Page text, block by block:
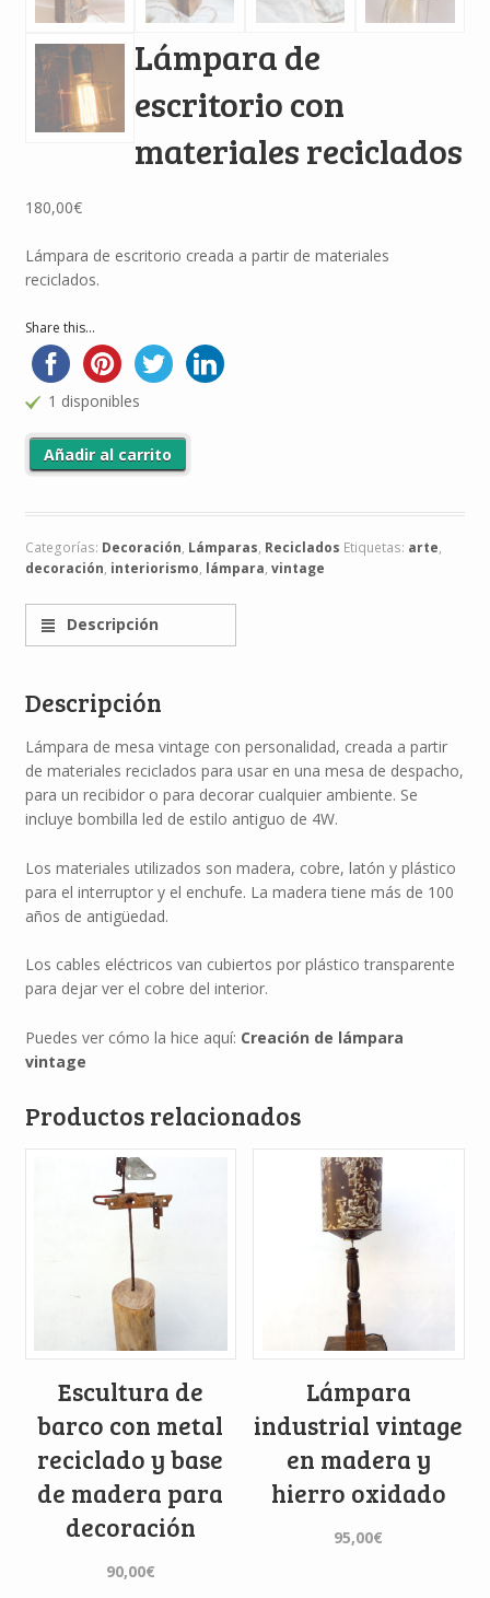
Lámpara de
escritorio con
materiales reciclados
180,00€
Lámpara de escritorio creada a partir de materiales
reciclados.
Share this...
1 disponibles
Lámpara de escritorio con materiales reciclados cantidad
Añadir al carrito
Categorías: Decoración, Lámparas, Reciclados Etiquetas: arte,
decoración, interiorismo, lámpara, vintage
Descripción
Descripción
Lámpara de mesa vintage con personalidad, creada a partir
de materiales reciclados para usar en una mesa de despacho,
para un recibidor o para decorar cualquier ambiente. Se
incluye bombilla led de estilo antiguo de 4W.
Los materiales utilizados son madera, cobre, latón y plástico
para el interruptor y el enchufe. La madera tiene más de 100
años de antigüedad.
Los cables eléctricos van cubiertos por plástico transparente
para dejar ver el cobre del interior.
Puedes ver cómo la hice aquí: Creación de lámpara
vintage
Productos relacionados
Escultura de
barco con metal
reciclado y base
de madera para
decoración
90,00€
Lámpara
industrial vintage
en madera y
hierro oxidado
95,00€